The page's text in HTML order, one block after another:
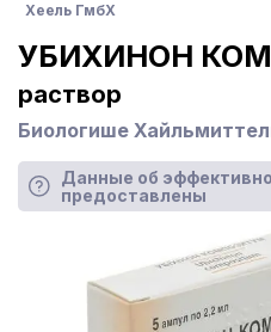
Хеель ГмбХ
УБИХИНОН
раствор
Биологише
Данные об
предоставлены